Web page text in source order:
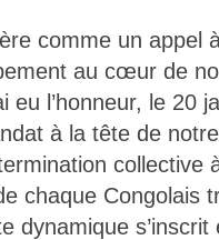
comme un appel
au cœur de
eu l’honneur, le 20
à la tête de
collective
chaque Congolais
dynamique